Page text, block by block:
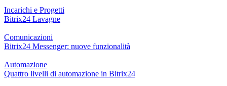
Incarichi e Progetti
Bitrix24 Lavagne
Comunicazioni
Bitrix24 Messenger: nuove funzionalità
Automazione
Quattro livelli di automazione in Bitrix24